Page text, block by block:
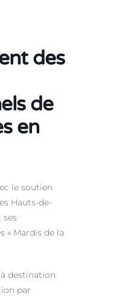
des
de
en
le soutien
Hauts-de-
ses
« Mardis de la
à destination
par